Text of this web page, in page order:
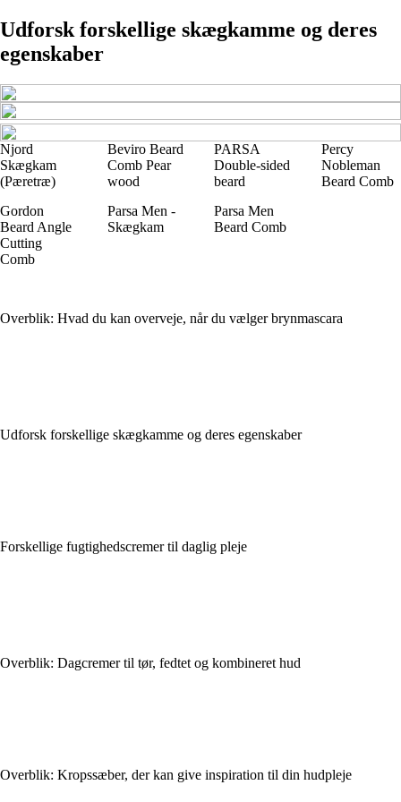
Udforsk forskellige skægkamme og deres
egenskaber
Njord
Skægkam
(Pæretræ)
Beviro Beard
Comb Pear
wood
PARSA
Double-sided
beard
Percy
Nobleman
Beard Comb
Gordon
Beard Angle
Cutting
Comb
Parsa Men -
Skægkam
Parsa Men
Beard Comb
Overblik: Hvad du kan overveje, når du vælger brynmascara
Udforsk forskellige skægkamme og deres egenskaber
Forskellige fugtighedscremer til daglig pleje
Overblik: Dagcremer til tør, fedtet og kombineret hud
Overblik: Kropssæber, der kan give inspiration til din hudpleje